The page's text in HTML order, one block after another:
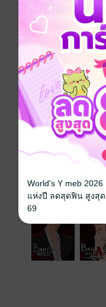
โรมานซ์
ซีรีส์
ประเภทไฟล์
วันที่วางขาย
ความยาว
ราคาปก
เล่มอื่นๆ ในซี
World's Y meb
แห่งปี ลดสุดฟิน สูงสุด
69